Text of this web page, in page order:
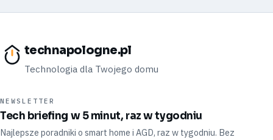
technapologne.pl
Technologia dla Twojego domu
NEWSLETTER
Tech briefing w 5 minut, raz w tygodniu
Najlepsze poradniki o smart home i AGD, raz w tygodniu. Bez